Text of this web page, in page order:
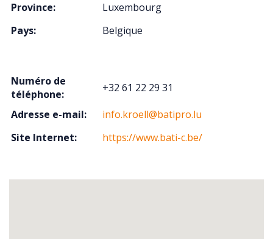
Province:
Luxembourg
Pays:
Belgique
Numéro de
téléphone:
+32 61 22 29 31
Adresse e-mail:
info.kroell@batipro.lu
Site Internet:
https://www.bati-c.be/